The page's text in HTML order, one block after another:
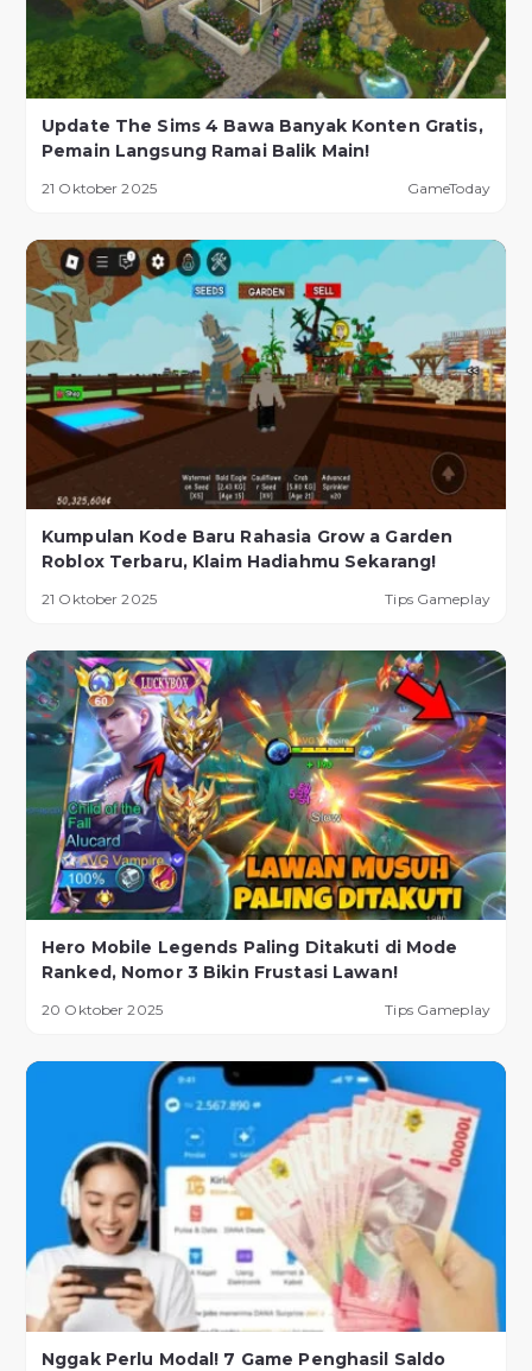
Update The Sims 4 Bawa Banyak Konten Gratis,
Pemain Langsung Ramai Balik Main!
21 Oktober 2025 GameToday
Kumpulan Kode Baru Rahasia Grow a Garden
Roblox Terbaru, Klaim Hadiahmu Sekarang!
21 Oktober 2025 Tips Gameplay
Hero Mobile Legends Paling Ditakuti di Mode
Ranked, Nomor 3 Bikin Frustasi Lawan!
20 Oktober 2025 Tips Gameplay
Nggak Perlu Modal! 7 Game Penghasil Saldo